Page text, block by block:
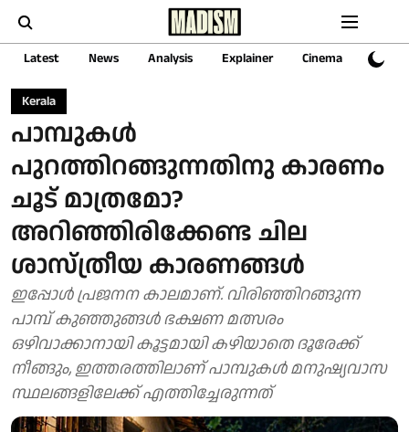
Latest News Analysis Explainer Cinema Sports
Kerala
പാമ്പുകൾ
പുറത്തിറങ്ങുന്നതിനു കാരണം
ചൂട് മാത്രമോ?
അറിഞ്ഞിരിക്കേണ്ട ചില
ശാസ്ത്രീയ കാരണങ്ങൾ
ഇപ്പോൾ പ്രജനന കാലമാണ്. വിരിഞ്ഞിറങ്ങുന്ന
പാമ്പ് കുഞ്ഞുങ്ങൾ ഭക്ഷണ മത്സരം
ഒഴിവാക്കാനായി കൂട്ടമായി കഴിയാതെ ദൂരേക്ക്
നീങ്ങും, ഇത്തരത്തിലാണ് പാമ്പുകൾ മനുഷ്യവാസ
സ്ഥലങ്ങളിലേക്ക് എത്തിച്ചേരുന്നത്